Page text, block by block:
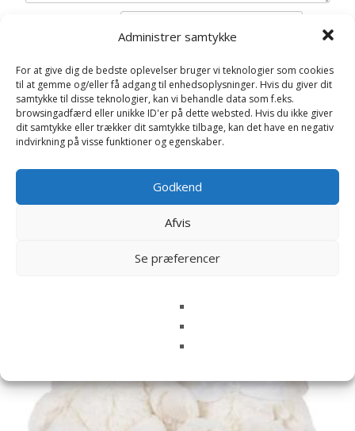
Administrer samtykke
For at give dig de bedste oplevelser bruger vi teknologier som cookies
til at gemme og/eller få adgang til enhedsoplysninger. Hvis du giver dit
samtykke til disse teknologier, kan vi behandle data som f.eks.
browsingadfærd eller unikke ID'er på dette websted. Hvis du ikke giver
dit samtykke eller trækker dit samtykke tilbage, kan det have en negativ
indvirkning på visse funktioner og egenskaber.
Godkend
Afvis
Se præferencer
Gem mit navn, mail og websted i denne browser til
næste gang jeg kommenterer.
Relaterede varer